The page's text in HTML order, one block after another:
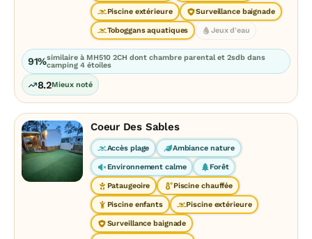
Piscine extérieure Surveillance baignade
Toboggans aquatiques Jeux d'eau
91%similaire à MH510 2CH dont chambre parental et 2sdb dans
camping 4 étoiles
8.2Mieux noté
Coeur Des Sables
Accès plage Ambiance nature
Environnement calme Forêt
Pataugeoire Piscine chauffée
Piscine enfants Piscine extérieure
Surveillance baignade